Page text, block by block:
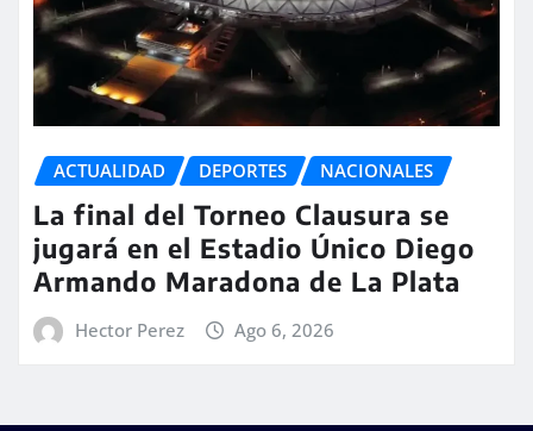
ACTUALIDAD DEPORTES NACIONALES
La final del Torneo Clausura se
jugará en el Estadio Único Diego
Armando Maradona de La Plata
Hector Perez Ago 6, 2026